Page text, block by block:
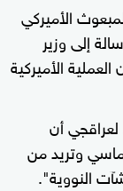
الأميركي
إلى وزير
الأميركية
أن
وتريد من
النووية".